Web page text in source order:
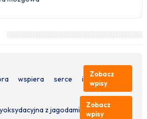
wspiera serce i
Zobacz
wpisy
z jagodami
Zobacz
wpisy